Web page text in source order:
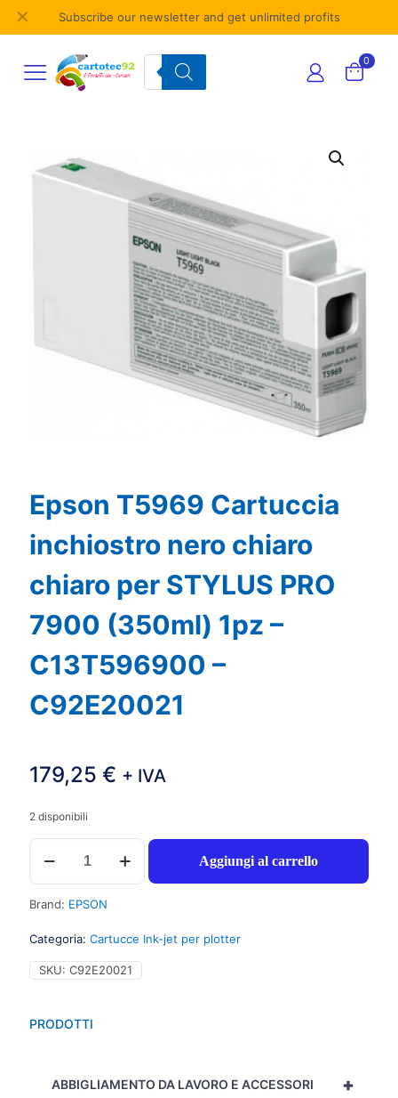
Subscribe our newsletter and get unlimited profits
✕
Products
search
0
PRODOTTI
+
ABBIGLIAMENTO DA LAVORO E ACCESSORI
Epson T5969 Cartuccia
inchiostro nero chiaro
chiaro per STYLUS PRO
7900 (350ml) 1pz –
C13T596900 –
C92E20021
179,25 € + IVA
2 disponibili
Epson
T5969
Cartuccia
inchiostro
nero
chiaro
per
STYLUS
(350ml)
C13T596900
Aggiungi al carrello
Brand: EPSON
Categoria: Cartucce Ink-jet per plotter
SKU: C92E20021